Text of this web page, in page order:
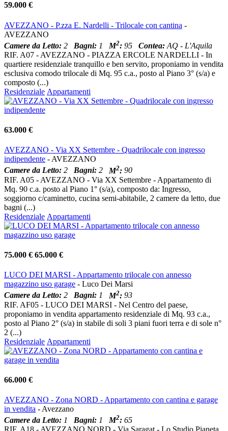
59.000 €
AVEZZANO - P.zza E. Nardelli - Trilocale con cantina -
AVEZZANO
Camere da Letto: 2 Bagni: 1 M2: 95 Contea: AQ - L'Aquila
RIF. A07 - AVEZZANO - PIAZZA ERCOLE NARDELLI - In
quartiere residenziale tranquillo e ben servito, proponiamo in vendita
esclusiva comodo trilocale di Mq. 95 c.a., posto al Piano 3° (s/a) e
composto (...)
Residenziale Appartamenti
63.000 €
AVEZZANO - Via XX Settembre - Quadrilocale con ingresso
indipendente - AVEZZANO
Camere da Letto: 2 Bagni: 2 M2: 90
RIF. A05 - AVEZZANO - Via XX Settembre - Appartamento di
Mq. 90 c.a. posto al Piano 1° (s/a), composto da: Ingresso,
soggiorno c/caminetto, cucina semi-abitabile, 2 camere da letto, due
bagni (...)
Residenziale Appartamenti
75.000 € 65.000 €
LUCO DEI MARSI - Appartamento trilocale con annesso
magazzino uso garage - Luco Dei Marsi
Camere da Letto: 2 Bagni: 1 M2: 93
RIF. AF05 - LUCO DEI MARSI - Nel Centro del paese,
proponiamo in vendita appartamento residenziale di Mq. 93 c.a.,
posto al Piano 2° (s/a) in stabile di soli 3 piani fuori terra e di sole n°
2 (...)
Residenziale Appartamenti
66.000 €
AVEZZANO - Zona NORD - Appartamento con cantina e garage
in vendita - Avezzano
Camere da Letto: 1 Bagni: 1M2: 65